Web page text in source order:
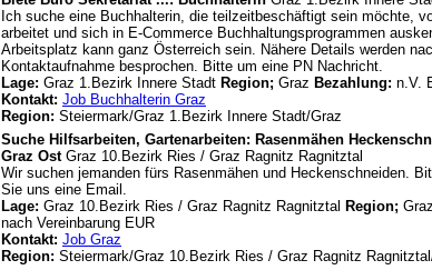
Ich suche eine Buchhalterin, die teilzeitbeschäftigt sein möchte,
arbeitet und sich in E-Commerce Buchhaltungsprogrammen
Arbeitsplatz kann ganz Österreich sein. Nähere Details werden
Kontaktaufnahme besprochen. Bitte um eine PN Nachricht.
Lage: Graz 1.Bezirk Innere Stadt Region; Graz Bezahlung: n.V.
Kontakt: Job Buchhalterin Graz
Region: Steiermark/Graz 1.Bezirk Innere Stadt/Graz
Suche Hilfsarbeiten, Gartenarbeiten: Rasenmähen
Graz Ost Graz 10.Bezirk Ries / Graz Ragnitz Ragnitztal
Wir suchen jemanden fürs Rasenmähen und Heckenschneiden.
Sie uns eine Email.
Lage: Graz 10.Bezirk Ries / Graz Ragnitz Ragnitztal Region; Graz
nach Vereinbarung EUR
Kontakt: Job Graz
Region: Steiermark/Graz 10.Bezirk Ries / Graz Ragnitz